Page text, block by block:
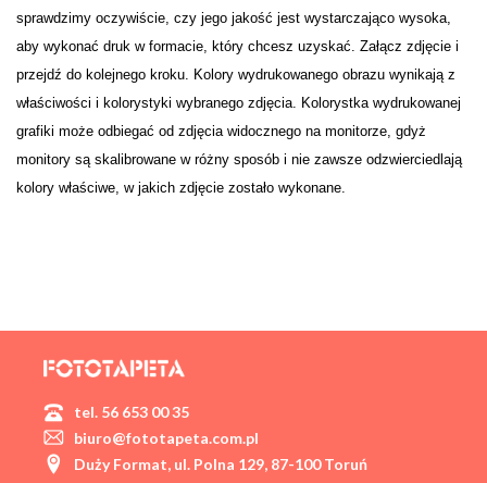
sprawdzimy oczywiście, czy jego jakość jest wystarczająco wysoka,
aby wykonać druk w formacie, który chcesz uzyskać. Załącz zdjęcie i
przejdź do kolejnego kroku. Kolory wydrukowanego obrazu wynikają z
właściwości i kolorystyki wybranego zdjęcia. Kolorystka wydrukowanej
grafiki może odbiegać od zdjęcia widocznego na monitorze, gdyż
monitory są skalibrowane w różny sposób i nie zawsze odzwierciedlają
kolory właściwe, w jakich zdjęcie zostało wykonane.
tel. 56 653 00 35
biuro@fototapeta.com.pl
Duży Format, ul. Polna 129, 87-100 Toruń